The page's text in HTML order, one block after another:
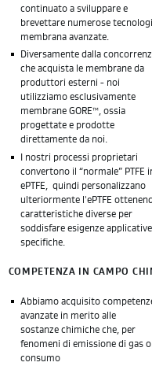
continuato a sviluppare e
brevettare numerose
membrana avanzate.
Diversamente dalla
che acquista le membrane da
produttori esterni - noi
utilizziamo esclusivamente
membrane GORE™, ossia
progettate e prodotte
direttamente da noi.
I nostri processi proprietari
convertono il “normale” PTFE
ePTFE, quindi personalizzano
ulteriormente l'ePTFE
caratteristiche diverse per
soddisfare esigenze applicative
specifiche.
COMPETENZA IN CAMPO
Abbiamo acquisito
avanzate in merito alle
sostanze chimiche che, per
fenomeni di emissione di gas o
consumo